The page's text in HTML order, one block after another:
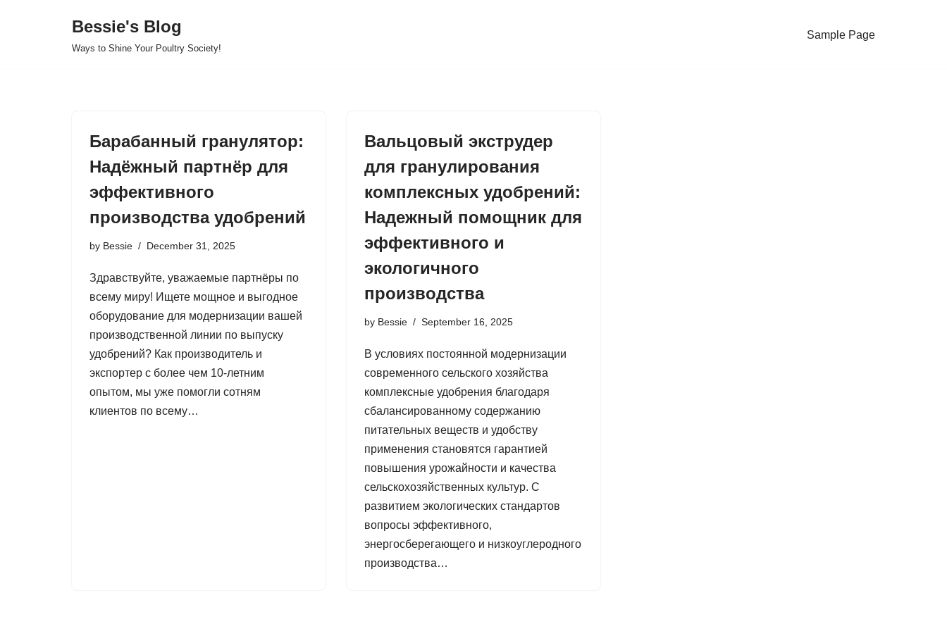
Bessie's Blog
Ways to Shine Your Poultry Society!
Sample Page
Барабанный гранулятор:
Надёжный партнёр для
эффективного
производства удобрений
by Bessie December 31, 2025
Здравствуйте, уважаемые партнёры по
всему миру! Ищете мощное и выгодное
оборудование для модернизации вашей
производственной линии по выпуску
удобрений? Как производитель и
экспортер с более чем 10-летним
опытом, мы уже помогли сотням
клиентов по всему…
Вальцовый экструдер
для гранулирования
комплексных удобрений:
Надежный помощник для
эффективного и
экологичного
производства
by Bessie September 16, 2025
В условиях постоянной модернизации
современного сельского хозяйства
комплексные удобрения благодаря
сбалансированному содержанию
питательных веществ и удобству
применения становятся гарантией
повышения урожайности и качества
сельскохозяйственных культур. С
развитием экологических стандартов
вопросы эффективного,
энергосберегающего и низкоуглеродного
производства…